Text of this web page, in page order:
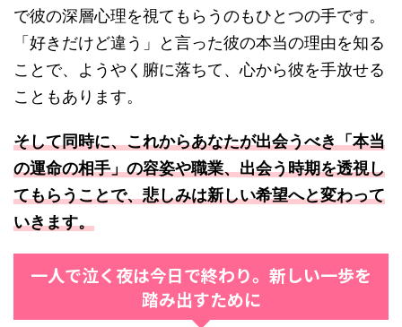
で彼の深層心理を視てもらうのもひとつの手です。
「好きだけど違う」と言った彼の本当の理由を知る
ことで、ようやく腑に落ちて、心から彼を手放せる
こともあります。
そして同時に、これからあなたが出会うべき「本当
の運命の相手」の容姿や職業、出会う時期を透視し
てもらうことで、悲しみは新しい希望へと変わって
いきます。
一人で泣く夜は今日で終わり。新しい一歩を
踏み出すために